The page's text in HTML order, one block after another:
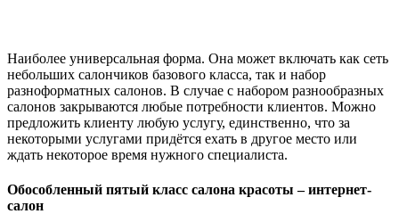
Наиболее универсальная форма. Она может включать как сеть
небольших салончиков базового класса, так и набор
разноформатных салонов. В случае с набором разнообразных
салонов закрываются любые потребности клиентов. Можно
предложить клиенту любую услугу, единственно, что за
некоторыми услугами придётся ехать в другое место или
ждать некоторое время нужного специалиста.
Обособленный пятый класс салона красоты – интернет-
салон